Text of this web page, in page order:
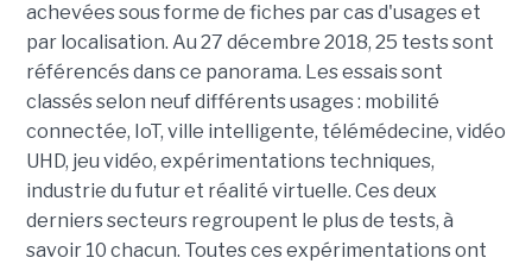
achevées sous forme de fiches par cas d'usages et
par localisation. Au 27 décembre 2018, 25 tests sont
référencés dans ce panorama. Les essais sont
classés selon neuf différents usages : mobilité
connectée, IoT, ville intelligente, télémédecine, vidéo
UHD, jeu vidéo, expérimentations techniques,
industrie du futur et réalité virtuelle. Ces deux
derniers secteurs regroupent le plus de tests, à
savoir 10 chacun. Toutes ces expérimentations ont